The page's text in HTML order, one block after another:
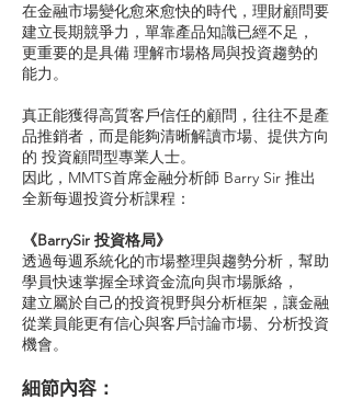
在金融市場變化愈來愈快的時代，理財顧問要
建立長期競爭力，單靠產品知識已經不足，
更重要的是具備 理解市場格局與投資趨勢的
能力。
真正能獲得高質客戶信任的顧問，往往不是產
品推銷者，而是能夠清晰解讀市場、提供方向
的 投資顧問型專業人士。
因此，MMTS首席金融分析師 Barry Sir 推出
全新每週投資分析課程：
《BarrySir 投資格局》
透過每週系統化的市場整理與趨勢分析，幫助
學員快速掌握全球資金流向與市場脈絡，
建立屬於自己的投資視野與分析框架，讓金融
從業員能更有信心與客戶討論市場、分析投資
機會。
細節內容：